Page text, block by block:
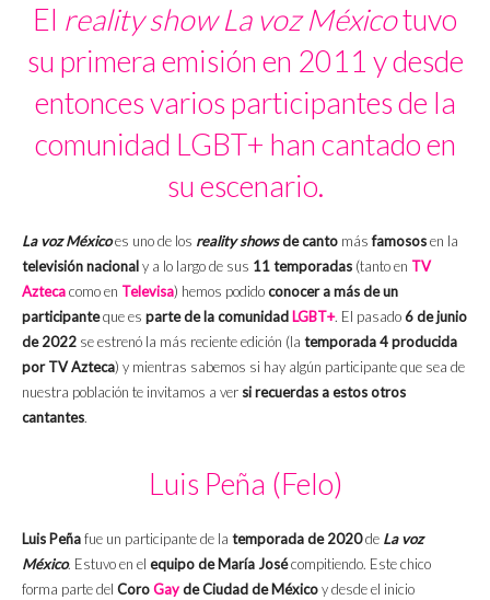
El realityshow La voz Méxicotuvo
su primera emisión en 2011 y desde
entonces varios participantes de la
comunidad LGBT+ han cantado en
su escenario.
La voz Méxicoes uno de los reality showsde canto másfamososen la
televisión nacionaly a lo largo de sus 11 temporadas (tanto en TV
Aztecacomo en Televisa) hemos podidoconocer a más de un
participanteque es parte de la comunidad LGBT+. El pasado6 de junio
de 2022 se estrenó la más reciente edición (la temporada 4 producida
por TV Azteca) y mientras sabemos si hay algún participante que sea de
nuestra población te invitamos a ver si recuerdas a estos otros
cantantes.
Luis Peña (Felo)
Luis Peñafue un participante de la temporada de 2020de La voz
México. Estuvo en el equipo de María Josécompitiendo. Este chico
forma parte del CoroGayde Ciudad de Méxicoy desde el inicio